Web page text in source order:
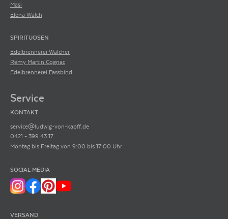
Masi
Elena Walch
SPIRITUOSEN
Edelbrennerei Walcher
Rémy Martin Cognac
Edelbrennerei Fassbind
Service
KONTAKT
service@ludwig-von-kapff.de
0421 - 399 43 17
Montag bis Freitag von 9:00 bis 17:00 Uhr
SOCIAL MEDIA
VERSAND